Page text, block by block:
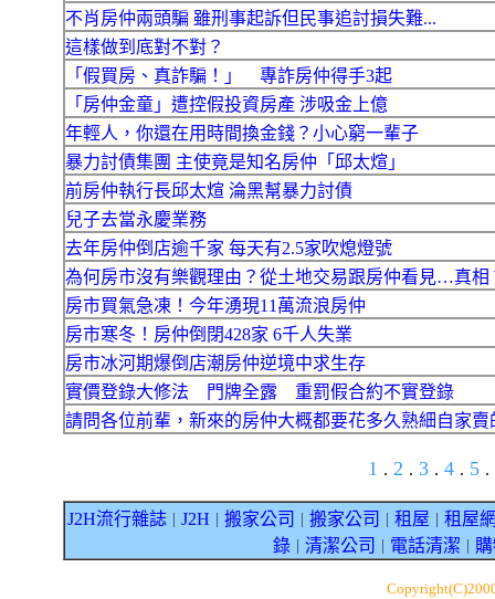
不肖房仲兩頭騙 雖刑事起訴但民事追討損失難...
這樣做到底對不對？
「假買房、真詐騙！」 專詐房仲得手3起
「房仲金童」遭控假投資房產 涉吸金上億
年輕人，你還在用時間換金錢？小心窮一輩子
暴力討債集團 主使竟是知名房仲「邱太煊」
前房仲執行長邱太煊 淪黑幫暴力討債
兒子去當永慶業務
去年房仲倒店逾千家 每天有2.5家吹熄燈號
為何房市沒有樂觀理由？從土地交易跟房仲看見…真相
房市買氣急凍！今年湧現11萬流浪房仲
房市寒冬！房仲倒閉428家 6千人失業
房市冰河期爆倒店潮房仲逆境中求生存
實價登錄大修法 門牌全露 重罰假合約不實登錄
請問各位前輩，新來的房仲大概都要花多久熟細自家賣
1 . 2 . 3 . 4 . 5 .
J2H流行雜誌 J2H 搬家公司 搬家公司 租屋
租屋
錄｜ 清潔公司 電話清潔